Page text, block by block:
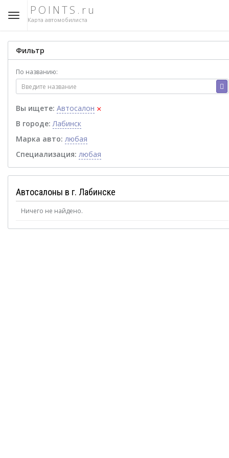
POINTS.ru
Карта автомобилиста
Фильтр
По названию:
Вы ищете: Автосалон ×
В городе: Лабинск
Марка авто: любая
Специализация: любая
Автосалоны в г. Лабинске
Ничего не найдено.